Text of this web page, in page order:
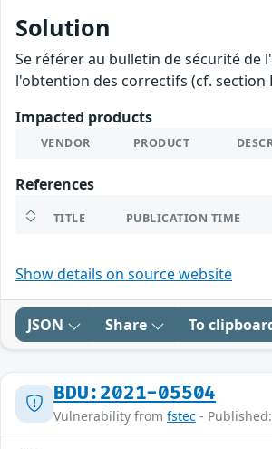
Solution
Se référer au bulletin de sécurité de
l'obtention des correctifs (cf. section
Impacted products
VENDOR PRODUCT
References
TITLE PUBLICATION TIME
Show details on source website
JSON Share To
BDU:2021-05504
Vulnerability from fstec -